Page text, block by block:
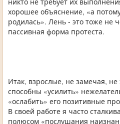
хорошее объяснение, «а
родилась». Лень - это тоже не
пассивная форма протеста.
Итак, взрослые, не замечая,
способны «усилить»
«ослабить» его позитивные
В своей работе я часто
полюсом «послушания